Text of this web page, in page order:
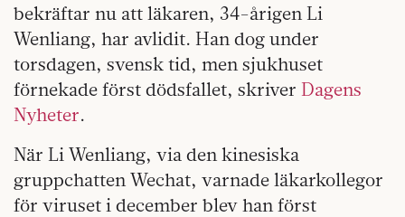
bekräftar nu att läkaren, 34-årigen Li
Wenliang, har avlidit. Han dog under
torsdagen, svensk tid, men sjukhuset
förnekade först dödsfallet, skriver Dagens
Nyheter.
När Li Wenliang, via den kinesiska
gruppchatten Wechat, varnade läkarkollegor
för viruset i december blev han först